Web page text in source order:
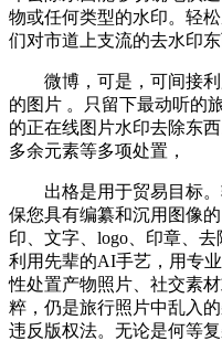
物或任何类型的水印。轻
们对市道上支流的去水印
微博，可是，可间接利
的图片 。只留下最动听的
的正在线图片水印去除东
多余元素等多项处置，
出格是用于贸易目标。
保您具有编纂和沉用图像
印、文字、logo、印章、
利用先辈的AI手艺，用专
性处置产物照片、社交素
粹，仍是旅行照片中乱入
违反版权法。无论是何等复